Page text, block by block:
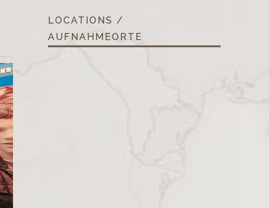
LOCATIONS /
AUFNAHMEORTE